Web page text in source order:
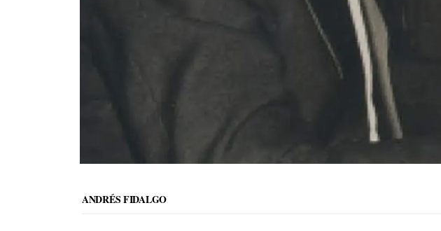
ANDRÉS FIDALGO